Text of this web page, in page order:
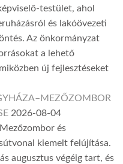
testület, ahol
és lakóövezeti
Az önkormányzat
a lehető
új fejlesztéseket
2026-08-04
és
kiemelt felújítása.
augusztus végéig tart, és